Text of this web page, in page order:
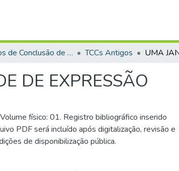
Trabalhos de Conclusão de Curso (TCC) TCCs Antigos
DE EXPRESSÃO
físico: 01. Registro bibliográfico inserido
PDF será incluído após digitalização, revisão e
de disponibilização pública.